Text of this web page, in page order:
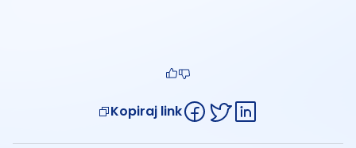
Kopiraj link